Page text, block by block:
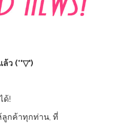
ล้ว (*'▽')
ด้!
ลูกค้าทุกท่าน, ที่